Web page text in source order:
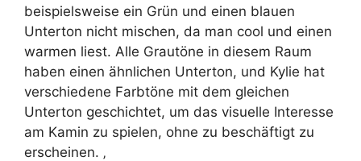
beispielsweise ein Grün und einen blauen
Unterton nicht mischen, da man cool und einen
warmen liest. Alle Grautöne in diesem Raum
haben einen ähnlichen Unterton, und Kylie hat
verschiedene Farbtöne mit dem gleichen
Unterton geschichtet, um das visuelle Interesse
am Kamin zu spielen, ohne zu beschäftigt zu
erscheinen. ‚